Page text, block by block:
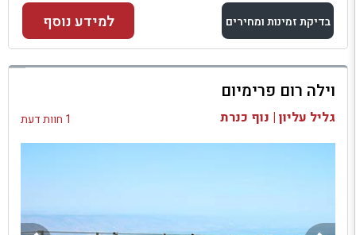
בדיקת זמינות ומחירים
למתחם זה
בדיקת זמינות ומחירים
למידע נוסף
וילה רום פרימיום
גליל עליון | נוף כנרת 1 חוות דעת